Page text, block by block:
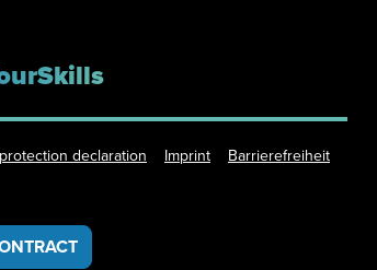
declaration Imprint Barrierefreiheit